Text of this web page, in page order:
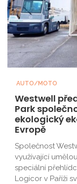
AUTO/MOTO
Westwell
Park
ekologický
Evropě
Společnost
využívající
speciální
Logicor v Paříži